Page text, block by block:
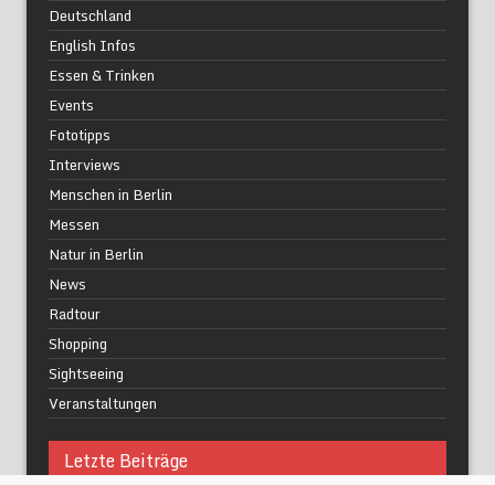
Deutschland
English Infos
Essen & Trinken
Events
Fototipps
Interviews
Menschen in Berlin
Messen
Natur in Berlin
News
Radtour
Shopping
Sightseeing
Veranstaltungen
Letzte Beiträge